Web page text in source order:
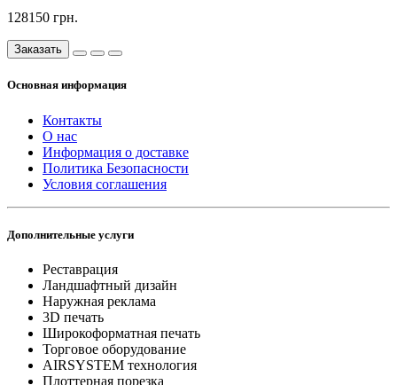
128150 грн.
Заказать
Основная информация
Контакты
О нас
Информация о доставке
Политика Безопасности
Условия соглашения
Дополнительные услуги
Реставрация
Ландшафтный дизайн
Наружная реклама
3D печать
Широкоформатная печать
Торговое оборудование
AIRSYSTEM технология
Плоттерная порезка